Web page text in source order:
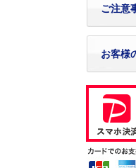
ご注意
お客様